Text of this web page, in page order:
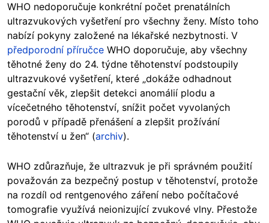
WHO nedoporučuje konkrétní počet prenatálních
ultrazvukových vyšetření pro všechny ženy. Místo toho
nabízí pokyny založené na lékařské nezbytnosti. V
předporodní příručce WHO doporučuje, aby všechny
těhotné ženy do 24. týdne těhotenství podstoupily
ultrazvukové vyšetření, které „dokáže odhadnout
gestační věk, zlepšit detekci anomálií plodu a
vícečetného těhotenství, snížit počet vyvolaných
porodů v případě přenášení a zlepšit prožívání
těhotenství u žen“ (archiv).
WHO zdůrazňuje, že ultrazvuk je při správném použití
považován za bezpečný postup v těhotenství, protože
na rozdíl od rentgenového záření nebo počítačové
tomografie využívá neionizující zvukové vlny. Přestože